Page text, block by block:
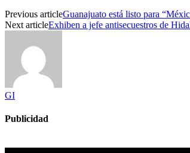
Previous articleGuanajuato está listo para
Next articleExhiben a jefe antisecuestros de
GI
Publicidad